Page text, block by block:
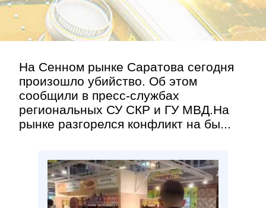
На Сенном рынке Саратова сегодня
произошло убийство. Об этом
сообщили в пресс-службах
региональных СУ СКР и ГУ МВД.На
рынке разгорелся конфликт на бы...
Правила»
Контакт»